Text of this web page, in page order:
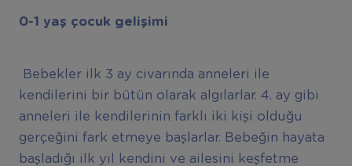
0-1 yaş çocuk gelişimi
Bebekler ilk 3 ay civarında anneleri ile
kendilerini bir bütün olarak algılarlar. 4. ay gibi
anneleri ile kendilerinin farklı iki kişi olduğu
gerçeğini fark etmeye başlarlar. Bebeğin hayata
başladığı ilk yıl kendini ve ailesini keşfetme